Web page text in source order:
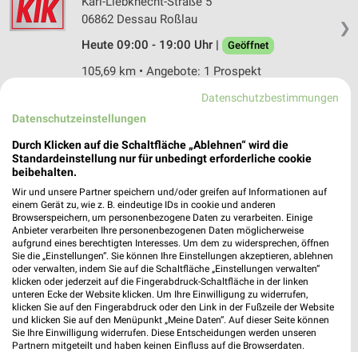
❯
06862 Dessau Roßlau
Heute 09:00 - 19:00 Uhr |
Geöffnet
105,69 km • Angebote: 1 Prospekt
NKD Dessau-Roßlau
06862 Dessau-Roßlau
105,69 km • Angebote: 2 Prospekte
Ernsting's family Roßlau
Luchplatz 2
06862 Roßlau
Heute 09:00 - 18:00 Uhr |
Geöffnet
106,35 km
Datenschutzbestimmungen
Datenschutzeinstellungen
Durch Klicken auf die Schaltfläche „Ablehnen“ wird die
Standardeinstellung nur für unbedingt erforderliche cookie
beibehalten.
Wir und unsere Partner speichern und/oder greifen auf Informationen auf
einem Gerät zu, wie z. B. eindeutige IDs in cookie und anderen
Browserspeichern, um personenbezogene Daten zu verarbeiten. Einige
Anbieter verarbeiten Ihre personenbezogenen Daten möglicherweise
aufgrund eines berechtigten Interesses. Um dem zu widersprechen, öffnen
Sie die „Einstellungen“. Sie können Ihre Einstellungen akzeptieren, ablehnen
oder verwalten, indem Sie auf die Schaltfläche „Einstellungen verwalten“
klicken oder jederzeit auf die Fingerabdruck-Schaltfläche in der linken
unteren Ecke der Website klicken. Um Ihre Einwilligung zu widerrufen,
klicken Sie auf den Fingerabdruck oder den Link in der Fußzeile der Website
und klicken Sie auf den Menüpunkt „Meine Daten“. Auf dieser Seite können
Sie Ihre Einwilligung widerrufen. Diese Entscheidungen werden unseren
Partnern mitgeteilt und haben keinen Einfluss auf die Browserdaten.